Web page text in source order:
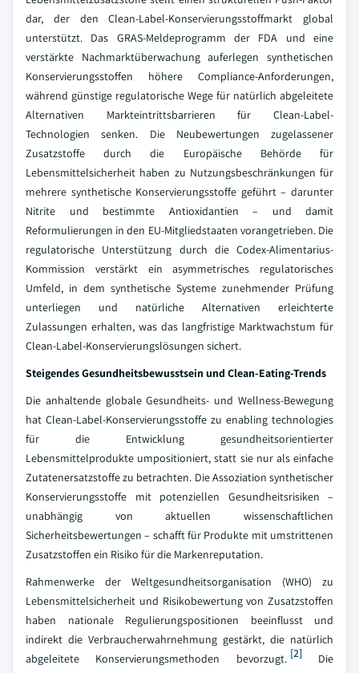
dar, der den Clean-Label-Konservierungsstoffmarkt global
unterstützt. Das GRAS-Meldeprogramm der FDA und eine
verstärkte Nachmarktüberwachung auferlegen synthetischen
Konservierungsstoffen höhere Compliance-Anforderungen,
während günstige regulatorische Wege für natürlich abgeleitete
Alternativen Markteintrittsbarrieren für Clean-Label-
Technologien senken. Die Neubewertungen zugelassener
Zusatzstoffe durch die Europäische Behörde für
Lebensmittelsicherheit haben zu Nutzungsbeschränkungen für
mehrere synthetische Konservierungsstoffe geführt – darunter
Nitrite und bestimmte Antioxidantien – und damit
Reformulierungen in den EU-Mitgliedstaaten vorangetrieben. Die
regulatorische Unterstützung durch die Codex-Alimentarius-
Kommission verstärkt ein asymmetrisches regulatorisches
Umfeld, in dem synthetische Systeme zunehmender Prüfung
unterliegen und natürliche Alternativen erleichterte
Zulassungen erhalten, was das langfristige Marktwachstum für
Clean-Label-Konservierungslösungen sichert.
Steigendes Gesundheitsbewusstsein und Clean-Eating-Trends
Die anhaltende globale Gesundheits- und Wellness-Bewegung
hat Clean-Label-Konservierungsstoffe zu enabling technologies
für die Entwicklung gesundheitsorientierter
Lebensmittelprodukte umpositioniert, statt sie nur als einfache
Zutatenersatzstoffe zu betrachten. Die Assoziation synthetischer
Konservierungsstoffe mit potenziellen Gesundheitsrisiken –
unabhängig von aktuellen wissenschaftlichen
Sicherheitsbewertungen – schafft für Produkte mit umstrittenen
Zusatzstoffen ein Risiko für die Markenreputation.
Rahmenwerke der Weltgesundheitsorganisation (WHO) zu
Lebensmittelsicherheit und Risikobewertung von Zusatzstoffen
haben nationale Regulierungspositionen beeinflusst und
indirekt die Verbraucherwahrnehmung gestärkt, die natürlich
abgeleitete Konservierungsmethoden bevorzugt. [2]Die